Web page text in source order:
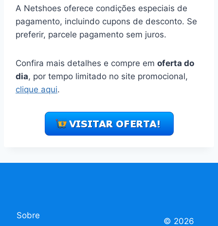
A Netshoes oferece condições especiais de
pagamento, incluindo cupons de desconto. Se
preferir, parcele pagamento sem juros.
Confira mais detalhes e compre em oferta do
dia, por tempo limitado no site promocional,
clique aqui.
Sobre
© 2026